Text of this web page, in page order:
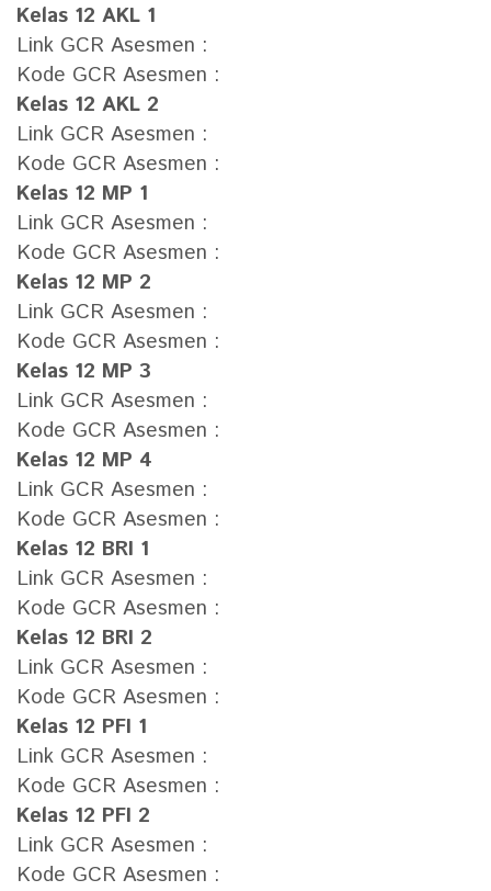
Kelas 12 AKL 1
Link GCR Asesmen :
Kode GCR Asesmen :
Kelas 12 AKL 2
Link GCR Asesmen :
Kode GCR Asesmen :
Kelas 12 MP 1
Link GCR Asesmen :
Kode GCR Asesmen :
Kelas 12 MP 2
Link GCR Asesmen :
Kode GCR Asesmen :
Kelas 12 MP 3
Link GCR Asesmen :
Kode GCR Asesmen :
Kelas 12 MP 4
Link GCR Asesmen :
Kode GCR Asesmen :
Kelas 12 BRI 1
Link GCR Asesmen :
Kode GCR Asesmen :
Kelas 12 BRI 2
Link GCR Asesmen :
Kode GCR Asesmen :
Kelas 12 PFI 1
Link GCR Asesmen :
Kode GCR Asesmen :
Kelas 12 PFI 2
Link GCR Asesmen :
Kode GCR Asesmen :